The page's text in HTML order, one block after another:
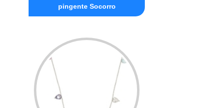
pingente Socorro